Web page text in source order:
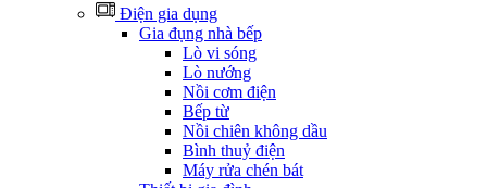
Điện gia dụng
Gia đụng nhà bếp
Lò vi sóng
Lò nướng
Nồi cơm điện
Bếp từ
Nồi chiên không dầu
Bình thuỷ điện
Máy rửa chén bát